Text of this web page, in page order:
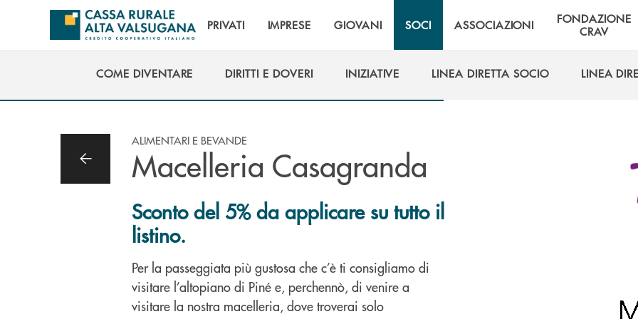
Salta al contenuto principale
PRIVATI IMPRESE GIOVANI SOCI ASSOCIAZIONI
FONDAZIONE
CRAV
COME DIVENTARE
DIRITTI E DOVERI
INIZIATIVE
LINEA DIRETTA SOCIO
LINEA
ALIMENTARI E BEVANDE
Macelleria Casagranda
Sconto del 5% da applicare su tutto il
listino.
Per la passeggiata più gustosa che c’è ti consigliamo di
visitare l’altopiano di Piné e, perchennò, di venire a
visitare la nostra macelleria, dove troverai solo